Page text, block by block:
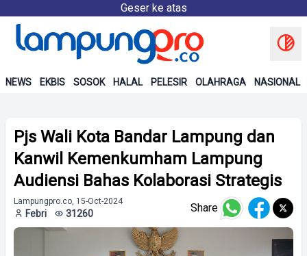
Geser ke atas
NEWS EKBIS SOSOK HALAL PELESIR OLAHRAGA NASIONAL
Pjs Wali Kota Bandar Lampung dan
Kanwil Kemenkumham Lampung
Audiensi Bahas Kolaborasi Strategis
Lampungpro.co, 15-Oct-2024
Febri 31260 Share